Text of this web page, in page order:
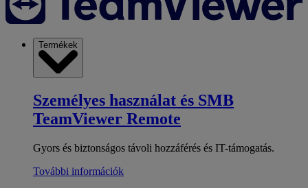
Termékek
Személyes használat és SMB
TeamViewer Remote
Gyors és biztonságos távoli hozzáférés és IT-támogatás.
További információk